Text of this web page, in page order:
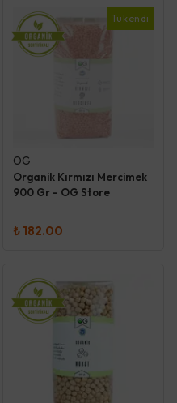
Tükendi
OG
Organik Kırmızı Mercimek
900 Gr - OG Store
₺ 182.00